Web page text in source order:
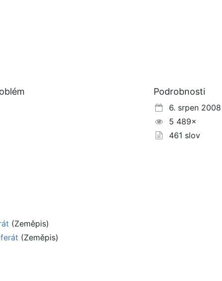
Podrobnosti
6. srpen 2008
5 489×
461 slov
(Zeměpis)
(Zeměpis)